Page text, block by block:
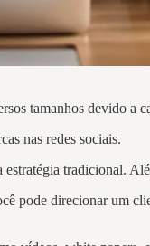
tamanhos devido a
nas redes sociais.
tradicional.
pode direcionar um